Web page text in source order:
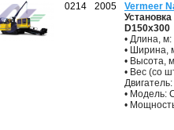
0214
2005
Vermeer
D150x300
• Длина,
• Ширина,
• Высота,
• Вес (со
Двигатель:
• Модель:
•